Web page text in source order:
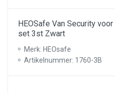
HEOSafe Van Security
set 3st Zwart
Merk: HEOsafe
Artikelnummer: 1760-3B